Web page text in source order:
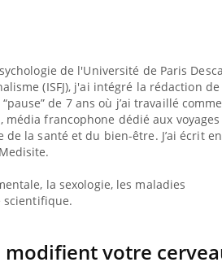
de l'Université de Paris
(ISFJ), j'ai intégré la rédaction de
de 7 ans où j’ai travaillé comme
francophone dédié aux voyages
la santé et du bien-être. J’ai écrit
la sexologie, les maladies
votre